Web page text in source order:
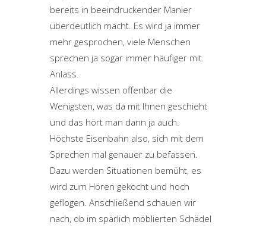
bereits in beeindruckender Manier
überdeutlich macht. Es wird ja immer
mehr gesprochen, viele Menschen
sprechen ja sogar immer häufiger mit
Anlass.
Allerdings wissen offenbar die
Wenigsten, was da mit Ihnen geschieht
und das hört man dann ja auch.
Höchste Eisenbahn also, sich mit dem
Sprechen mal genauer zu befassen.
Dazu werden Situationen bemüht, es
wird zum Hören gekocht und hoch
geflogen. Anschließend schauen wir
nach, ob im spärlich möblierten Schädel